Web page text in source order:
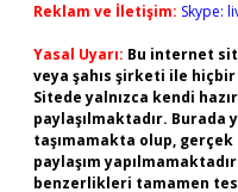
Reklam ve İletişim: Skype:
Yasal Uyarı: Bu internet
veya şahıs şirketi ile
Sitede yalnızca kendi
paylaşılmaktadır.
taşımamakta olup,
paylaşım
benzerlikleri tamamen